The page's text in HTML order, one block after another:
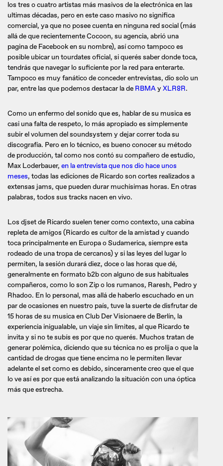
los tres o cuatro artistas más masivos de la electrónica en las
ultimas décadas, pero en este caso masivo no significa
comercial, ya que no posee cuenta en ninguna red social (más
allá de que recientemente Cocoon, su agencia, abrió una
pagina de Facebook en su nombre), así como tampoco es
posible ubicar un tourdates oficial, si querés saber donde toca,
tendrás que navegar lo suficiente por la red para enterarte.
Tampoco es muy fanático de conceder entrevistas, dio solo un
par, entre las que podemos destacar la de RBMAyXLR8R.
Como un enfermo del sonido que es, hablar de su musica es
casi una falta de respeto, lo más apropiado es simplemente
subir el volumen del soundsystem y dejar correr toda su
discografía. Pero en lo técnico, es bueno conocer su método
de producción, tal como nos contó su compañero de estudio,
Max Loderbauer, en la entrevista que nos dio hace unos
meses, todas las ediciones de Ricardo son cortes realizados a
extensas jams, que pueden durar muchísimas horas. En otras
palabras, todos sus tracks nacen en vivo.
Los djset de Ricardo suelen tener como contexto, una cabina
repleta de amigos (Ricardo es cultor de la amistad y cuando
toca principalmente en Europa o Sudamerica, siempre esta
rodeado de una tropa de cercanos) y si las leyes del lugar lo
permiten, la sesión durará diez, doce o las horas que dé,
generalmente en formato b2b con alguno de sus habituales
compañeros, como lo son Zip o los rumanos, Raresh, Pedro y
Rhadoo. En lo personal, mas allá de haberlo escuchado en un
par de ocasiones en nuestro país, tuve la suerte de disfrutar de
15 horas de su musica en Club Der Visionaere de Berlín, la
experiencia inigualable, un viaje sin limites, al que Ricardo te
invita y si no te subís es por que no querés. Muchos tratan de
generar polémica, diciendo que su técnica no es prolija o que la
cantidad de drogas que tiene encima no le permiten llevar
adelante el set como es debido, sinceramente creo que el que
lo ve así es por que está analizando la situación con una óptica
más que estrecha.